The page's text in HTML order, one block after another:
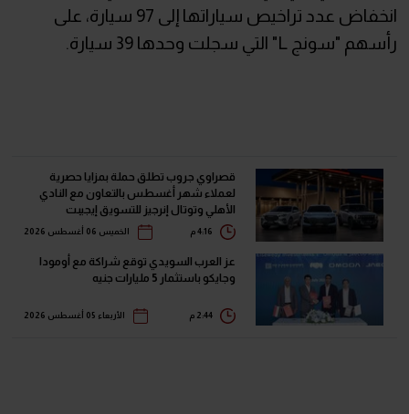
انخفاض عدد تراخيص سياراتها إلى 97 سيارة، على
رأسهم "سونج L" التي سجلت وحدها 39 سيارة.
قصراوي جروب تطلق حملة بمزايا حصرية
لعملاء شهر أغسطس بالتعاون مع النادي
الأهلي وتوتال إنرجيز للتسويق إيجيبت
الخميس 06 أغسطس 2026
عز العرب السويدي توقع شراكة مع أومودا
وجايكو باستثمار 5 مليارات جنيه
2:44 م الأربعاء 05 أغسطس 2026